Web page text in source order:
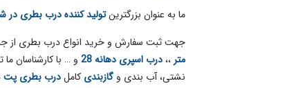
ما به عنوان بزرگترینتولید کننده درب بطری در
جهت ثبت سفارش و خرید انواع درب بطری از
متر،،درب اسپری دهانه 28
و … با کارشناسان
نشتی، آب بندی و گازبندی کاملدرب بطری پت